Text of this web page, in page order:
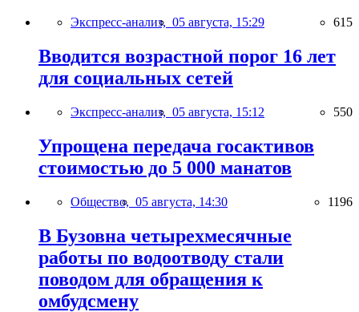
Экспресс-анализ, 05 августа, 15:29 615
Вводится возрастной порог 16 лет
для социальных сетей
Экспресс-анализ, 05 августа, 15:12 550
Упрощена передача госактивов
стоимостью до 5 000 манатов
Общество, 05 августа, 14:30 1196
В Бузовна четырехмесячные
работы по водоотводу стали
поводом для обращения к
омбудсмену